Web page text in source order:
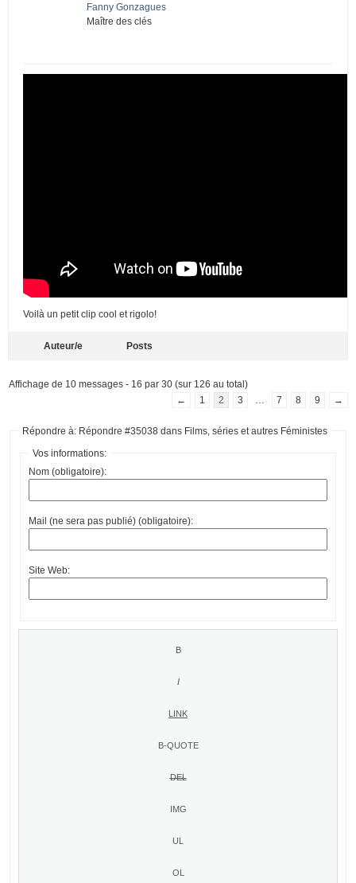
Fanny Gonzagues
Maître des clés
Voilà un petit clip cool et rigolo!
Auteur/e Posts
Affichage de 10 messages - 16 par 30 (sur 126 au total)
←
1 2 3 7 8 9 →
Répondre à: Répondre #35038 dans Films, séries et autres Féministes
Vos informations:
Nom (obligatoire):
Mail (ne sera pas publié) (obligatoire):
Site Web: